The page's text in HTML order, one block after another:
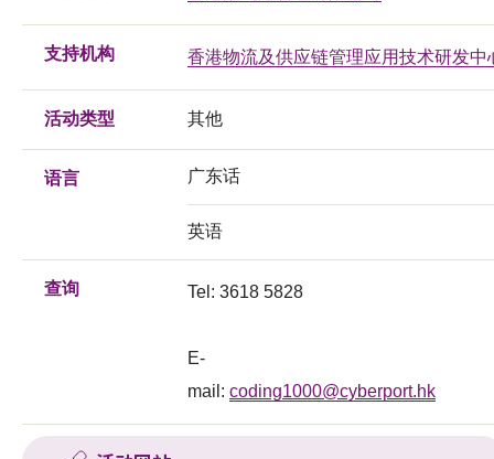
支持机构 香港物流及供应链管理应用技术研发中
活动类型 其他
语言 广东话
英语
查询 Tel: 3618 5828
E-
mail: coding1000@cyberport.hk